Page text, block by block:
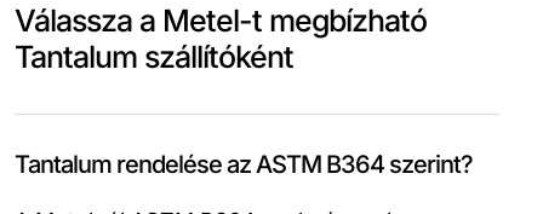
Válassza a Metel-t megbízható
Tantalum szállítóként
Tantalum rendelése az ASTM B364 szerint?